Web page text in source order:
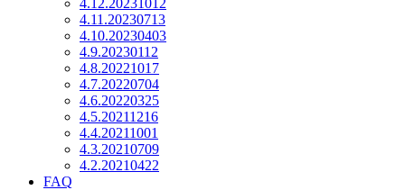
4.12.20231012
4.11.20230713
4.10.20230403
4.9.20230112
4.8.20221017
4.7.20220704
4.6.20220325
4.5.20211216
4.4.20211001
4.3.20210709
4.2.20210422
FAQ